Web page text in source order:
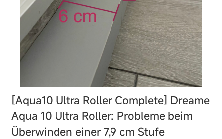
[Aqua10 Ultra Roller Complete] Dreame
Aqua 10 Ultra Roller: Probleme beim
Überwinden einer 7,9 cm Stufe